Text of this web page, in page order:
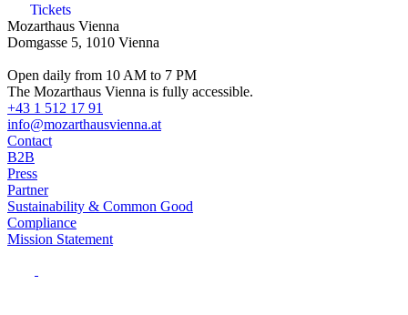
Tickets
Mozarthaus Vienna
Domgasse 5, 1010 Vienna
Open daily from 10 AM to 7 PM
The Mozarthaus Vienna is fully accessible.
+43 1 512 17 91
info@mozarthausvienna.at
Contact
B2B
Press
Partner
Sustainability & Common Good
Compliance
Mission Statement